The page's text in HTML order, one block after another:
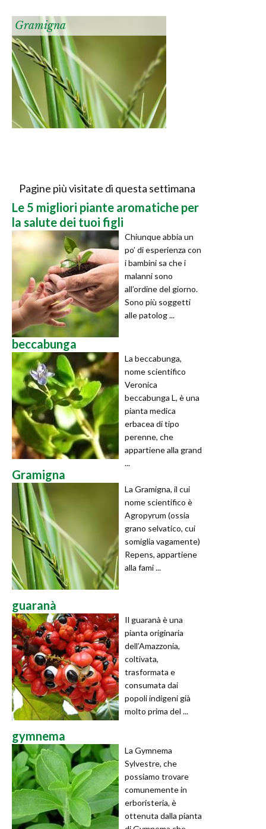
Gramigna
Pagine più visitate di questa settimana
Le 5 migliori piante aromatiche per
la salute dei tuoi figli
Chiunque abbia un
po’ di esperienza con
i bambini sa che i
malanni sono
all’ordine del giorno.
Sono più soggetti
alle patolog ...
beccabunga
La beccabunga,
nome scientifico
Veronica
beccabunga L, è una
pianta medica
erbacea di tipo
perenne, che
appartiene alla grand
...
Gramigna
La Gramigna, il cui
nome scientifico è
Agropyrum (ossia
grano selvatico, cui
somiglia vagamente)
Repens, appartiene
alla fami ...
guaranà
Il guaranà è una
pianta originaria
dell’Amazzonia,
coltivata,
trasformata e
consumata dai
popoli indigeni già
molto prima del ...
gymnema
La Gymnema
Sylvestre, che
possiamo trovare
comunemente in
erboristeria, è
ottenuta dalla pianta